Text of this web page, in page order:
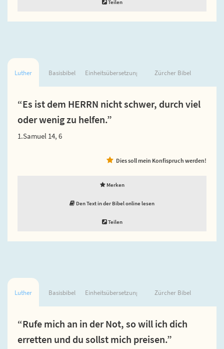
Teilen
Luther Basisbibel Einheitsübersetzung Zürcher Bibel
“Es ist dem HERRN nicht schwer, durch viel
oder wenig zu helfen.”
1.Samuel 14, 6
Dies soll mein Konfispruch werden!
Merken
Den Text in der Bibel online lesen
Teilen
Luther Basisbibel Einheitsübersetzung Zürcher Bibel
“Rufe mich an in der Not, so will ich dich
erretten und du sollst mich preisen.”